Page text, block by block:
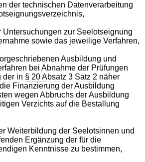
der technischen Datenverarbeitung
Untersuchungen zur Seelotseignung
sowie das jeweilige Verfahren,
Ausbildung und
bei Abnahme der Prüfungen
der in § 20 Absatz 3 Satz 2 näher
Finanzierung der Ausbildung
wegen Abbruchs der Ausbildung
Verzichts auf die Bestallung
Weiterbildung der Seelotsinnen und
Ergänzung der für die
Kenntnisse zu bestimmen,